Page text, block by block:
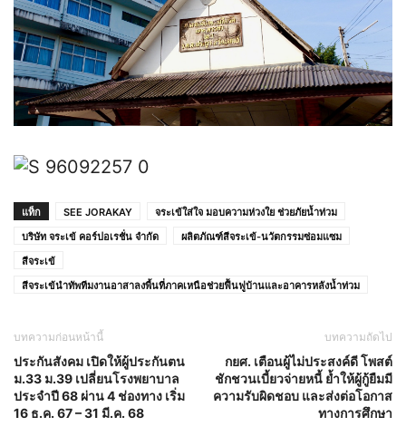
แท็ก SEE JORAKAY
จระเข้ใส่ใจ มอบความห่วงใย ช่วยภัยน้ำท่วม
บริษัท จระเข้ คอร์ปอเรชั่น จำกัด
ผลิตภัณฑ์สีจระเข้-นวัตกรรมซ่อมแซม
สีจระเข้
สีจระเข้นำทัพทีมงานอาสาลงพื้นที่ภาคเหนือช่วยฟื้นฟูบ้านและอาคารหลังน้ำท่วม
บทความก่อนหน้านี้
ประกันสังคม เปิดให้ผู้ประกันตน
ม.33 ม.39 เปลี่ยนโรงพยาบาล
ประจำปี 68 ผ่าน 4 ช่องทาง เริ่ม
16 ธ.ค. 67 – 31 มี.ค. 68
บทความถัดไป
กยศ. เตือนผู้ไม่ประสงค์ดี โพสต์
ชักชวนเบี้ยวจ่ายหนี้ ย้ำให้ผู้กู้ยืมมี
ความรับผิดชอบ และส่งต่อโอกาส
ทางการศึกษา